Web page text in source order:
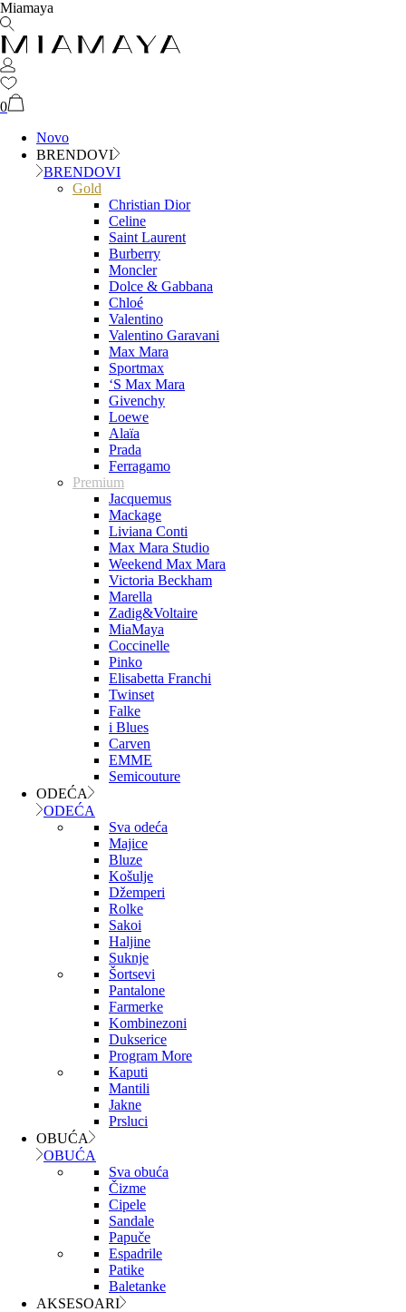
Miamaya
0
Novo
BRENDOVI
BRENDOVI
Gold
Christian Dior
Celine
Saint Laurent
Burberry
Moncler
Dolce & Gabbana
Chloé
Valentino
Valentino Garavani
Max Mara
Sportmax
‘S Max Mara
Givenchy
Loewe
Alaïa
Prada
Ferragamo
Premium
Jacquemus
Mackage
Liviana Conti
Max Mara Studio
Weekend Max Mara
Victoria Beckham
Marella
Zadig&Voltaire
MiaMaya
Coccinelle
Pinko
Elisabetta Franchi
Twinset
Falke
i Blues
Carven
EMME
Semicouture
ODEĆA
ODEĆA
Sva odeća
Majice
Bluze
Košulje
Džemperi
Rolke
Sakoi
Haljine
Suknje
Šortsevi
Pantalone
Farmerke
Kombinezoni
Dukserice
Program More
Kaputi
Mantili
Jakne
Prsluci
OBUĆA
OBUĆA
Sva obuća
Čizme
Cipele
Sandale
Papuče
Espadrile
Patike
Baletanke
AKSESOARI